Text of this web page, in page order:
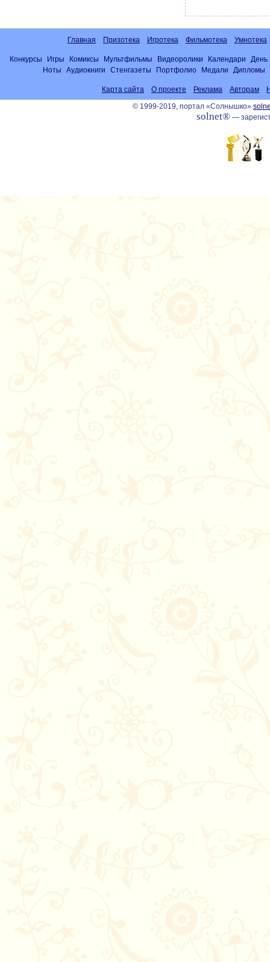
Главная Призотека Игротека Фильмотека Умнотека
Конкурсы Игры Комиксы Мультфильмы Видеоролики Календари
День
Ноты
Аудиокниги Стенгазеты Портфолио Медали Дипломы
Карта сайта О проекте Реклама Авторам
© 1999-2019, портал «Солнышко»
solnet®—